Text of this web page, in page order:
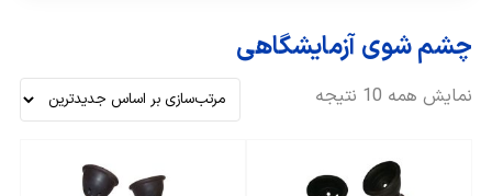
چشم شوی آزمایشگاهی
نمایش همه 10 نتیجه